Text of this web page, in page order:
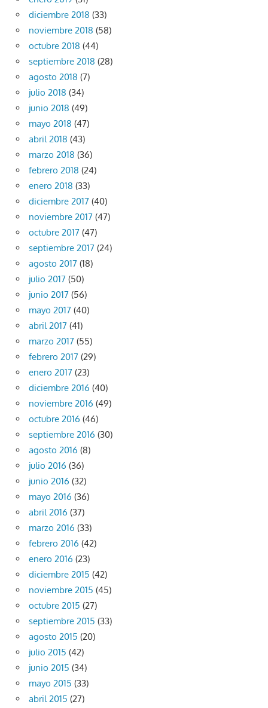
diciembre 2018 (33)
noviembre 2018 (58)
octubre 2018 (44)
septiembre 2018 (28)
agosto 2018 (7)
julio 2018 (34)
junio 2018 (49)
mayo 2018 (47)
abril 2018 (43)
marzo 2018 (36)
febrero 2018 (24)
enero 2018 (33)
diciembre 2017 (40)
noviembre 2017 (47)
octubre 2017 (47)
septiembre 2017 (24)
agosto 2017 (18)
julio 2017 (50)
junio 2017 (56)
mayo 2017 (40)
abril 2017 (41)
marzo 2017 (55)
febrero 2017 (29)
enero 2017 (23)
diciembre 2016 (40)
noviembre 2016 (49)
octubre 2016 (46)
septiembre 2016 (30)
agosto 2016 (8)
julio 2016 (36)
junio 2016 (32)
mayo 2016 (36)
abril 2016 (37)
marzo 2016 (33)
febrero 2016 (42)
enero 2016 (23)
diciembre 2015 (42)
noviembre 2015 (45)
octubre 2015 (27)
septiembre 2015 (33)
agosto 2015 (20)
julio 2015 (42)
junio 2015 (34)
mayo 2015 (33)
abril 2015 (27)